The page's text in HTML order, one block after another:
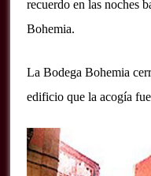
recuerdo en las noches
Bohemia.
La Bodega Bohemia
edificio que la acogía